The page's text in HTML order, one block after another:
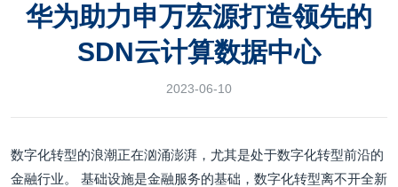
华为助力申万宏源打造领先的
SDN云计算数据中心
2023-06-10
数字化转型的浪潮正在汹涌澎湃，尤其是处于数字化转型前沿的
金融行业。 基础设施是金融服务的基础，数字化转型离不开全新